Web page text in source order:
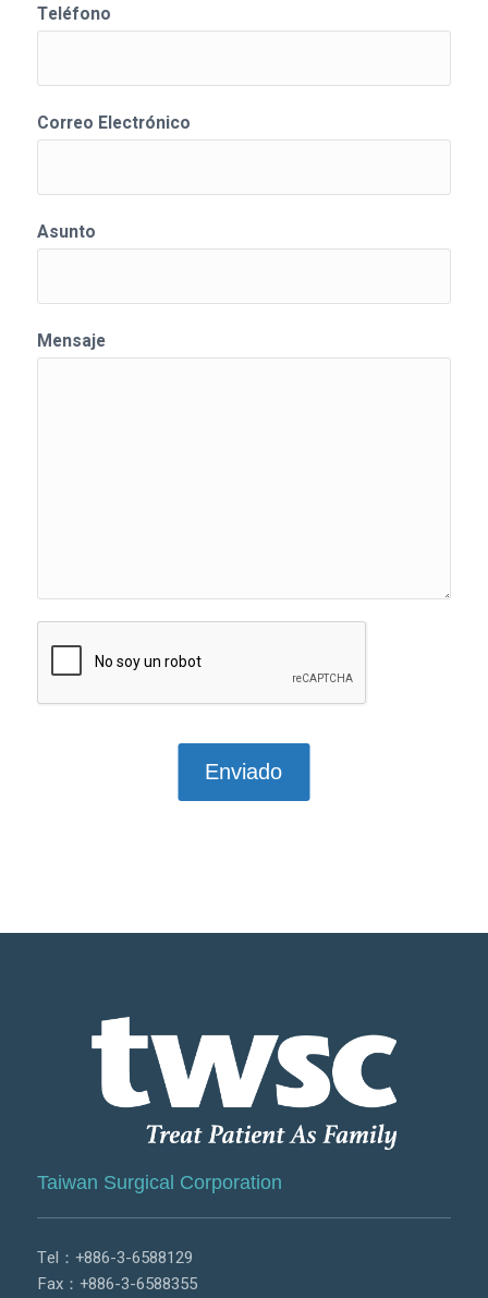
Teléfono
Correo Electrónico
Asunto
Mensaje
Taiwan Surgical Corporation
Tel： +886-3-6588129
Fax：+886-3-6588355